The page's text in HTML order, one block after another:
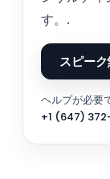
す。.
スピー
ヘルプが必要
+1 (647)